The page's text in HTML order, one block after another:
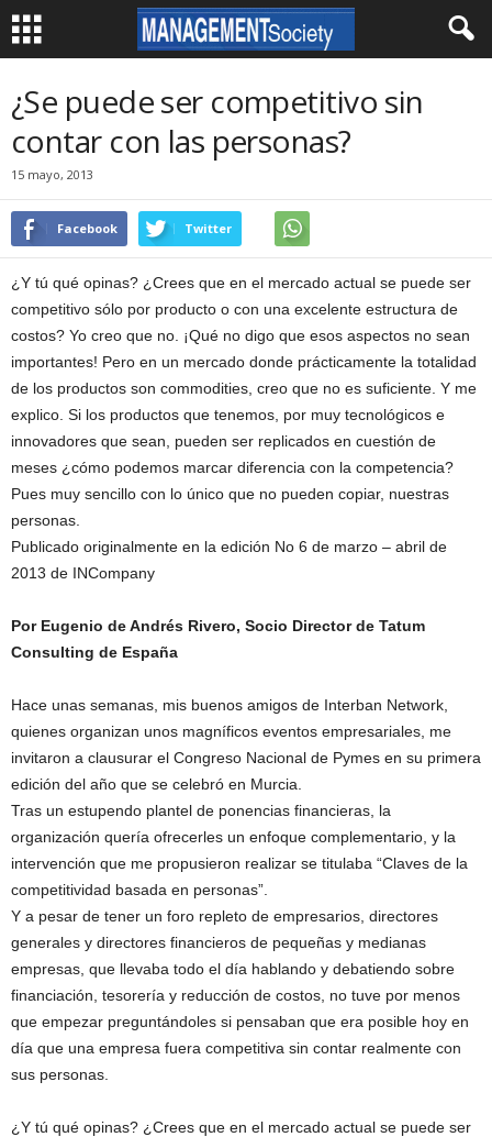
¿Se puede ser competitivo sin
contar con las personas?
15 mayo, 2013
Facebook Twitter
¿Y tú qué opinas? ¿Crees que en el mercado actual se puede ser
competitivo sólo por producto o con una excelente estructura de
costos? Yo creo que no. ¡Qué no digo que esos aspectos no sean
importantes! Pero en un mercado donde prácticamente la totalidad
de los productos son commodities, creo que no es suficiente. Y me
explico. Si los productos que tenemos, por muy tecnológicos e
innovadores que sean, pueden ser replicados en cuestión de
meses ¿cómo podemos marcar diferencia con la competencia?
Pues muy sencillo con lo único que no pueden copiar, nuestras
personas.
Publicado originalmente en la edición No 6 de marzo – abril de
2013 de INCompany
Por Eugenio de Andrés Rivero, Socio Director de Tatum
Consulting de España
Hace unas semanas, mis buenos amigos de Interban Network,
quienes organizan unos magníficos eventos empresariales, me
invitaron a clausurar el Congreso Nacional de Pymes en su primera
edición del año que se celebró en Murcia.
Tras un estupendo plantel de ponencias financieras, la
organización quería ofrecerles un enfoque complementario, y la
intervención que me propusieron realizar se titulaba “Claves de la
competitividad basada en personas”.
Y a pesar de tener un foro repleto de empresarios, directores
generales y directores financieros de pequeñas y medianas
empresas, que llevaba todo el día hablando y debatiendo sobre
financiación, tesorería y reducción de costos, no tuve por menos
que empezar preguntándoles si pensaban que era posible hoy en
día que una empresa fuera competitiva sin contar realmente con
sus personas.
¿Y tú qué opinas? ¿Crees que en el mercado actual se puede ser